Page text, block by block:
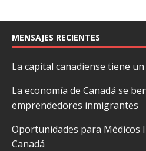
MENSAJES RECIENTES
La capital canadiense tiene
La economía de Canadá se
emprendedores inmigrantes
Oportunidades para Médicos
Canadá